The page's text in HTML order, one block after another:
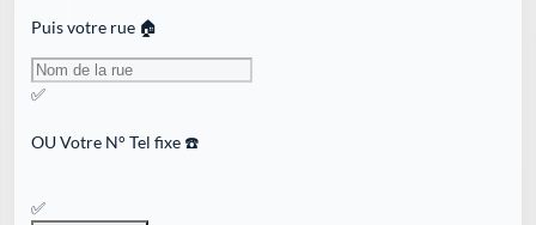
Puis votre rue 🏠
✅
OUVotre N° Tel fixe ☎️
✅